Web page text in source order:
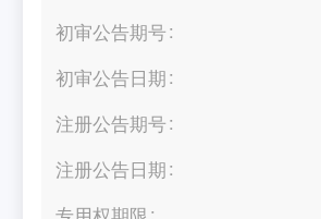
初审公告期号
初审公告日期
注册公告期号
注册公告日期